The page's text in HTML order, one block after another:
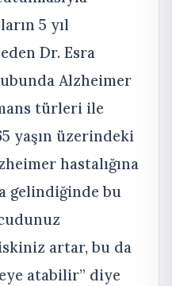
5 yıl
Dr. Esra
Alzheimer
türleri ile
yaşın üzerindeki
hastalığına
gelindiğinde bu
artar, bu da
atabilir” diye